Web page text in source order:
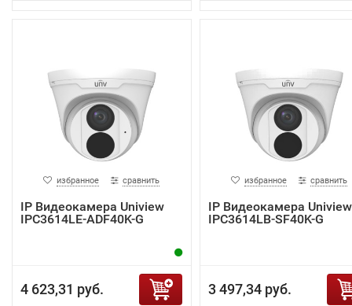
избранное сравнить
IP Видеокамера Uniview
IPC3614LE-ADF40K-G
4 623,31 руб.
избранное сравнить
IP Видеокамера Uniview
IPC3614LB-SF40K-G
3 497,34 руб.